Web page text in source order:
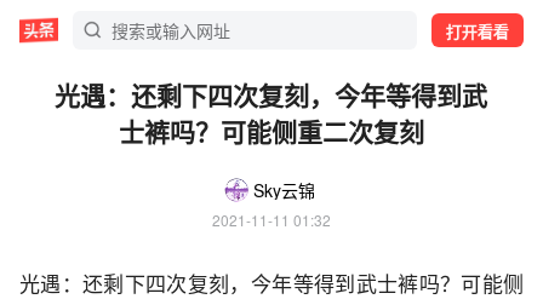
打开看看
光遇：还剩下四次复刻，今年等得到武
士裤吗？可能侧重二次复刻
Sky云锦
2021-11-11 01:32
光遇：还剩下四次复刻，今年等得到武士裤吗？可能侧